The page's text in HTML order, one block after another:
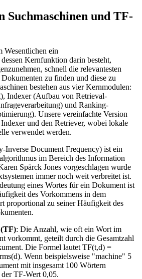
Suchmaschinen und TF-
Wesentlichen ein
Kernfunktion darin besteht,
schnell die relevantesten
Dokumenten zu finden und diese zu
bestehen aus vier Kernmodulen:
Indexer (Aufbau von Retrieval-
und Ranking-
Unsere vereinfachte Version
und den Retriever, wobei lokale
verwendet werden.
Inverse Document Frequency) ist ein
im Bereich des Information
Spärck Jones vorgeschlagen wurde
immer noch weit verbreitet ist.
eines Wortes für ein Dokument ist
des Vorkommens in dem
proportional zu seiner Häufigkeit des
: Die Anzahl, wie oft ein Wort im
vorkommt, geteilt durch die Gesamtzahl
Die Formel lautet TF(t,d) =
Wenn beispielsweise "machine" 5
mit insgesamt 100 Wörtern
TF-Wert 0,05.